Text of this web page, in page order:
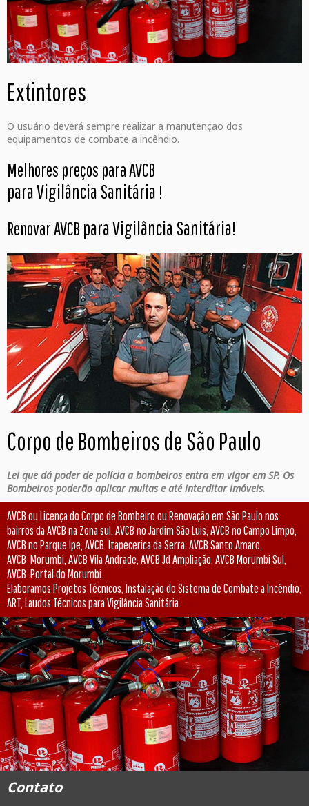
Extintores
O usuário deverá sempre realizar a manutençao dos
equipamentos de combate a incêndio.
Melhores preços para AVCB
para Vigilância Sanitária !
Renovar AVCB para Vigilância Sanitária!
Corpo de Bombeiros de São Paulo
Lei que dá poder de polícia a bombeiros entra em vigor em SP. Os
Bombeiros poderão aplicar multas e até interditar imóveis.
AVCB ou Licença do Corpo de Bombeiro ou Renovação em São Paulo nos
bairros da AVCB na Zona sul, AVCB no Jardim São Luis, AVCB no Campo Limpo,
AVCB no Parque Ipe, AVCB Itapecerica da Serra, AVCB Santo Amaro,
AVCB Morumbi, AVCB Vila Andrade, AVCB Jd Ampliação, AVCB Morumbi Sul,
AVCB Portal do Morumbi.
Elaboramos Projetos Técnicos, Instalação do Sistema de Combate a Incêndio,
ART, Laudos Técnicospara Vigilância Sanitária.
Contato